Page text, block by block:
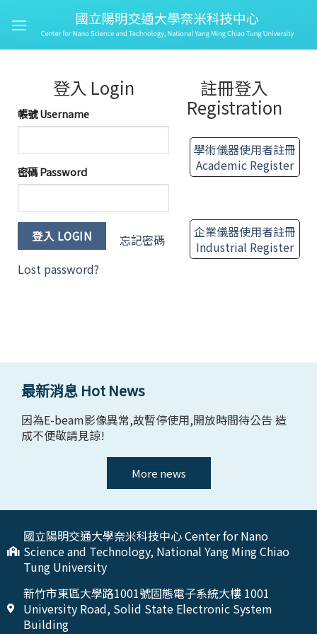
登入 Login
帳號 Username
密碼 Password
忘記密碼
Lost password?
註冊登入
Registration
學術儀器使用者註冊
Academic Register
企業儀器使用者註冊
Industrial Register
最新消息 Hot News
因為E-beam影像異常,故暫停使用,開放時間待公告 造
成不便敬請見諒!
More news
國立陽明交通大學奈米科技中心 Center for Nano
Science and Technology, National Yang Ming Chiao
Tung University
新竹市東區大學路1001號固態電子系統大樓 1001
University Road, Solid State Electronic System
Building